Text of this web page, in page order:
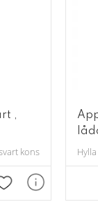
,
konstläder.
Lägg till i favoriter